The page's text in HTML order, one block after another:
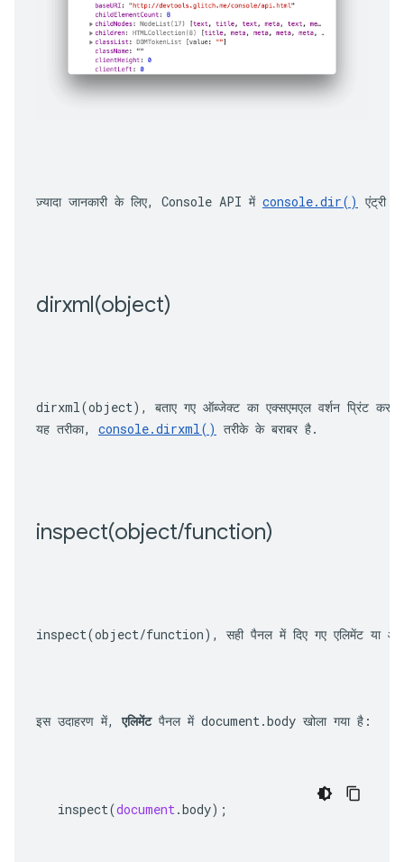
ज़्यादा जानकारी के लिए, Console API में console.dir() एंट्री
dirxml(object)
dirxml(object) , बताए गए ऑब्जेक्ट का एक्सएमएल वर्शन प्रिंट
यह तरीका, console.dirxml() तरीके के बराबर है.
inspect(object/function)
inspect(object/function) , सही पैनल में दिए गए एलिमेंट या
इस उदाहरण में, एलिमेंट पैनल में document.body खोला गया है:
inspect(document .body);